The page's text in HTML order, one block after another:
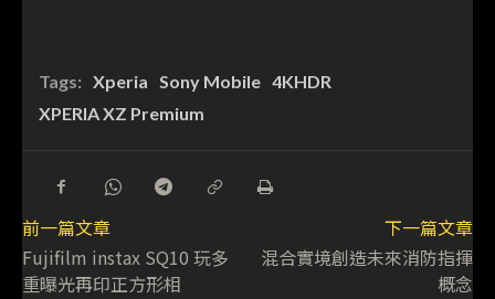
Tags: Xperia Sony Mobile 4KHDR
XPERIA XZ Premium
前一篇文章
Fujifilm instax SQ10 玩多
重曝光再印正方形相
下一篇文章
混合實境創造未來消防指揮
概念